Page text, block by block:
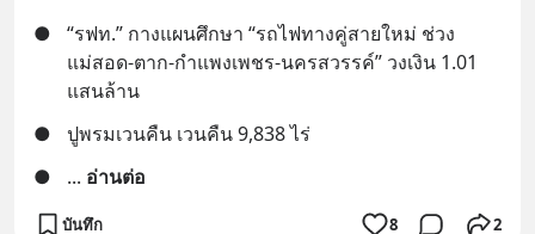
●
“รฟท.” กางแผนศึกษา “รถไฟทางคู่สายใหม่ ช่วง
แม่สอด-ตาก-กำแพงเพชร-นครสวรรค์” วงเงิน 1.01
แสนล้าน
●
ปูพรมเวนคืน เวนคืน 9,838 ไร่
●
... อ่านต่อ
บันทึก 8 2